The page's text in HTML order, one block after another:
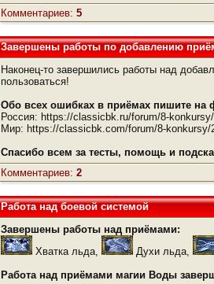
Комментариев:5
Завершены работы по добавлению
Наконец-то завершились работы над
пользоваться!
Обо всех ошибках в приёмах пишите на
Россия: https://classicbk.ru/forum/8-
Мир: https://classicbk.com/forum/8-konkursy/
Спасибо всем за тесты, помощь и
Комментариев:2
Работа над боевой системой
Завершены работы над приёмами:
Хватка льда,
Духи льда,
Работа над приёмами магии Воды